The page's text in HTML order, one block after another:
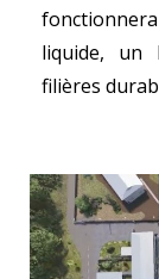
fonctionnera
liquide, un
filières